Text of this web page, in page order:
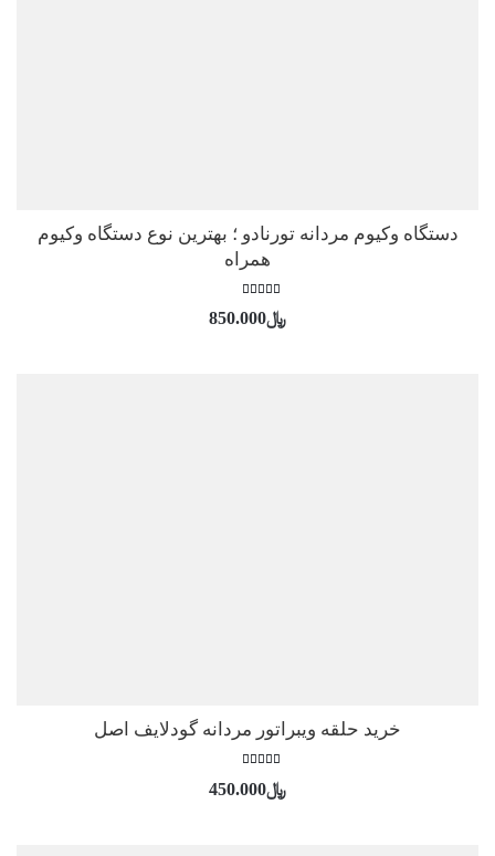
دستگاه وکیوم مردانه تورنادو ؛ بهترین نوع دستگاه وکیوم
همراه
5.00
﷼850.000
خرید حلقه ویبراتور مردانه گودلایف اصل
5.00
﷼450.000